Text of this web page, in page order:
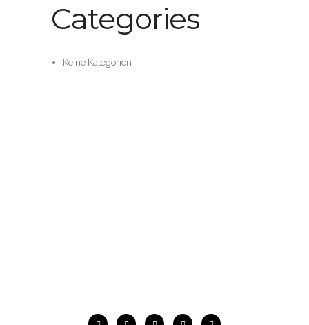
Categories
Keine Kategorien